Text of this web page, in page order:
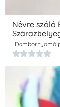
Névre szóló
Dombornyomó
